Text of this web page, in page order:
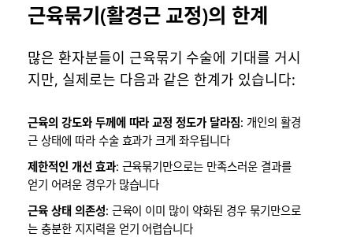
근육묶기(활경근 교정)의 한계
많은 환자분들이 근육묶기 수술에 기대를 거시
지만, 실제로는 다음과 같은 한계가 있습니다:
근육의 강도와 두께에 따라 교정 정도가 달라짐: 개인의 활경
근 상태에 따라 수술 효과가 크게 좌우됩니다
제한적인 개선 효과: 근육묶기만으로는 만족스러운 결과를
얻기 어려운 경우가 많습니다
근육 상태 의존성: 근육이 이미 많이 약화된 경우 묶기만으로
는 충분한 지지력을 얻기 어렵습니다